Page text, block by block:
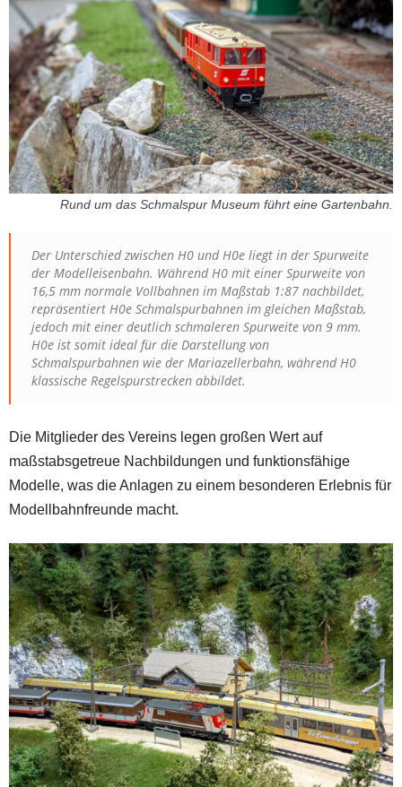
Rund um das Schmalspur Museum führt eine Gartenbahn.
Der Unterschied zwischen H0 und H0e liegt in der Spurweite
der Modelleisenbahn. Während H0 mit einer Spurweite von
16,5 mm normale Vollbahnen im Maßstab 1:87 nachbildet,
repräsentiert H0e Schmalspurbahnen im gleichen Maßstab,
jedoch mit einer deutlich schmaleren Spurweite von 9 mm.
H0e ist somit ideal für die Darstellung von
Schmalspurbahnen wie der Mariazellerbahn, während H0
klassische Regelspurstrecken abbildet.
Die Mitglieder des Vereins legen großen Wert auf
maßstabsgetreue Nachbildungen und funktionsfähige
Modelle, was die Anlagen zu einem besonderen Erlebnis für
Modellbahnfreunde macht.